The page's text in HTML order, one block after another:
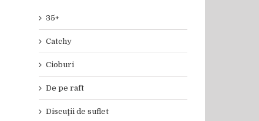
35+
Catchy
Cioburi
De pe raft
Discuţii de suflet